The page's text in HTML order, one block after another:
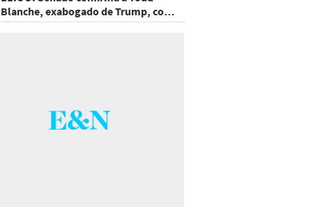
Blanche, exabogado de Trump, como
Fiscal General